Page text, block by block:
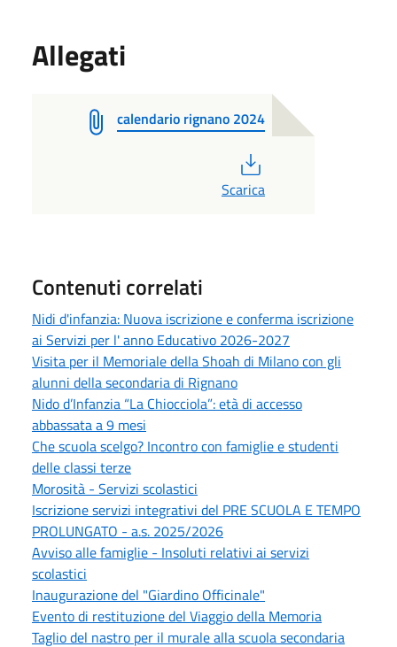
Allegati
calendario rignano 2024
Scarica
Contenuti correlati
Nidi d'infanzia: Nuova iscrizione e conferma iscrizione
ai Servizi per l' anno Educativo 2026-2027
Visita per il Memoriale della Shoah di Milano con gli
alunni della secondaria di Rignano
Nido d’Infanzia “La Chiocciola”: età di accesso
abbassata a 9 mesi
Che scuola scelgo? Incontro con famiglie e studenti
delle classi terze
Morosità - Servizi scolastici
Iscrizione servizi integrativi del PRE SCUOLA E TEMPO
PROLUNGATO - a.s. 2025/2026
Avviso alle famiglie - Insoluti relativi ai servizi
scolastici
Inaugurazione del "Giardino Officinale"
Evento di restituzione del Viaggio della Memoria
Taglio del nastro per il murale alla scuola secondaria